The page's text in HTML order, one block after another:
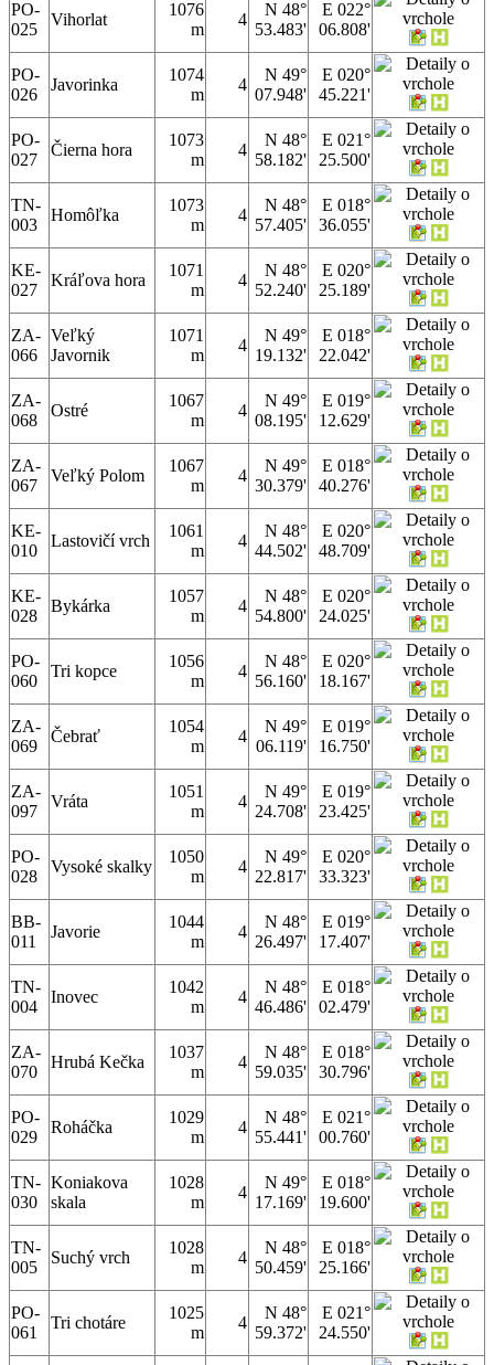
PO-
025
Vihorlat
1076
m
4
N 48°
53.483'
E 022°
06.808'
PO-
026
Javorinka
1074
m
4
N 49°
07.948'
E 020°
45.221'
PO-
027
Čierna hora
1073
m
4
N 48°
58.182'
E 021°
25.500'
TN-
003
Homôľka
1073
m
4
N 48°
57.405'
E 018°
36.055'
KE-
027
Kráľova hora
1071
m
4
N 48°
52.240'
E 020°
25.189'
ZA-
066
Veľký
Javornik
1071
m
4
N 49°
19.132'
E 018°
22.042'
ZA-
068
Ostré
1067
m
4
N 49°
08.195'
E 019°
12.629'
ZA-
067
Veľký Polom
1067
m
4
N 49°
30.379'
E 018°
40.276'
KE-
010
Lastovičí vrch
1061
m
4
N 48°
44.502'
E 020°
48.709'
KE-
028
Bykárka
1057
m
4
N 48°
54.800'
E 020°
24.025'
PO-
060
Tri kopce
1056
m
4
N 48°
56.160'
E 020°
18.167'
ZA-
069
Čebrať
1054
m
4
N 49°
06.119'
E 019°
16.750'
ZA-
097
Vráta
1051
m
4
N 49°
24.708'
E 019°
23.425'
PO-
028
Vysoké skalky
1050
m
4
N 49°
22.817'
E 020°
33.323'
BB-
011
Javorie
1044
m
4
N 48°
26.497'
E 019°
17.407'
TN-
004
Inovec
1042
m
4
N 48°
46.486'
E 018°
02.479'
ZA-
070
Hrubá Kečka
1037
m
4
N 48°
59.035'
E 018°
30.796'
PO-
029
Roháčka
1029
m
4
N 48°
55.441'
E 021°
00.760'
TN-
030
Koniakova
skala
1028
m
4
N 49°
17.169'
E 018°
19.600'
TN-
005
Suchý vrch
1028
m
4
N 48°
50.459'
E 018°
25.166'
PO-
061
Tri chotáre
1025
m
4
N 48°
59.372'
E 021°
24.550'